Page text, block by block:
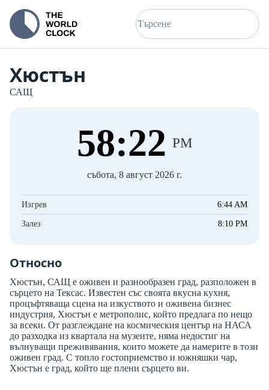
Хюстън
САЩ
58:22 PM
събота, 8 август 2026 г.
Изгрев 6:44 AM
Залез 8:10 PM
Относно
Хюстън, САЩ е оживен и разнообразен град, разположен в
сърцето на Тексас. Известен със своята вкусна кухня,
процъфтяваща сцена на изкуството и оживена бизнес
индустрия, Хюстън е метрополис, който предлага по нещо
за всеки. От разглеждане на космическия център на НАСА
до разходка из квартала на музеите, няма недостиг на
вълнуващи преживявания, които можете да намерите в този
оживен град. С топло гостоприемство и южняшки чар,
Хюстън е град, който ще плени сърцето ви.